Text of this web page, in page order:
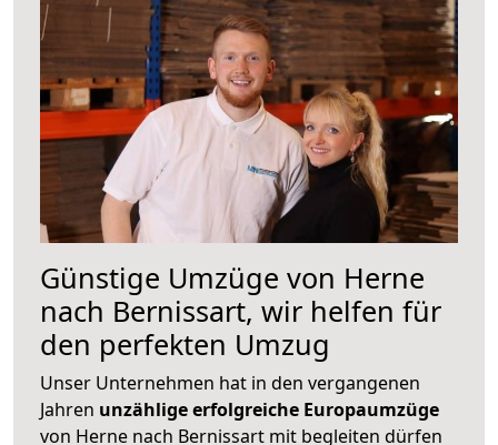
Günstige Umzüge von Herne
nach Bernissart, wir helfen für
den perfekten Umzug
Unser Unternehmen hat in den vergangenen
Jahren unzählige erfolgreiche Europaumzüge
von Herne nach Bernissart mit begleiten dürfen